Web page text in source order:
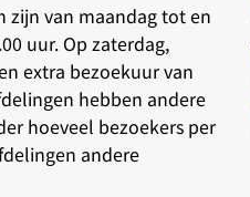
zijn van maandag tot en
uur. Op zaterdag,
extra bezoekuur van
hebben andere
hoeveel bezoekers per
andere